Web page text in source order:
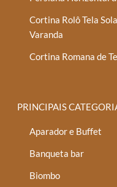
Cortina Rolô Tela
Varanda
Cortina Romana de
PRINCIPAIS
Aparador e Buffet
Banqueta bar
Biombo